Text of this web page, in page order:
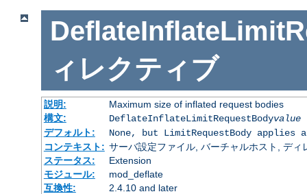
ィレクティブ
説明:
Maximum size of inflated request bodies
構文:
DeflateInflateLimitRequestBodyvalue
デフォルト:
None, but LimitRequestBody
コンテキスト: サーバ設定ファイル, バーチャルホスト, ディ
ステータス:
Extension
モジュール:
mod_deflate
互換性:
2.4.10 and later